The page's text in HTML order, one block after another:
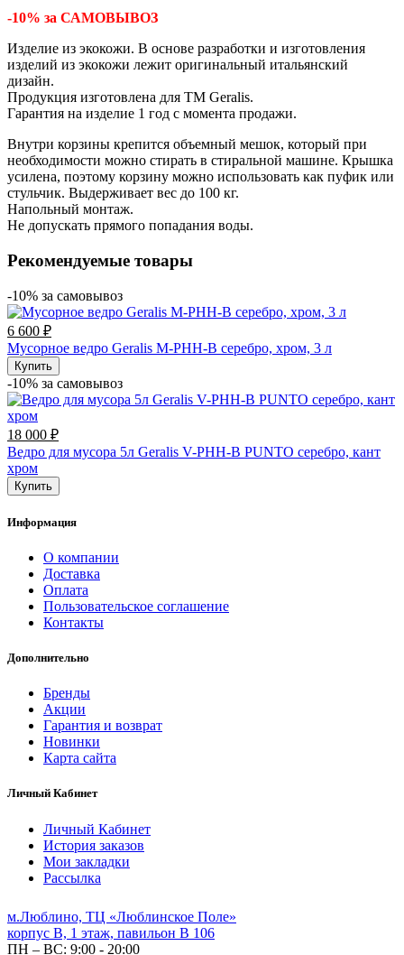
-10% за САМОВЫВОЗ
Изделие из экокожи. В основе разработки и изготовления
изделий из экокожи лежит оригинальный итальянский
дизайн.
Продукция изготовлена для ТМ Geralis.
Гарантия на изделие 1 год с момента продажи.
Внутри корзины крепится объемный мешок, который при
необходимости можно стирать в стиральной машине. Крышка
усилена, поэтому корзину можно использовать как пуфик или
стульчик. Выдерживает вес до 100 кг.
Напольный монтаж.
Не допускать прямого попадания воды.
Рекомендуемые товары
-10% за cамовывоз
6 600 ₽
Мусорное ведро Geralis M-PHH-B серебро, хром, 3 л
Купить
-10% за cамовывоз
18 000 ₽
Ведро для мусора 5л Geralis V-PHH-B PUNTO серебро, кант
хром
Купить
Информация
О компании
Доставка
Оплата
Пользовательское соглашение
Контакты
Дополнительно
Бренды
Акции
Гарантия и возврат
Новинки
Карта сайта
Личный Кабинет
Личный Кабинет
История заказов
Мои закладки
Рассылка
м.Люблино, ТЦ «Люблинское Поле»
корпус B, 1 этаж, павильон B 106
ПН – ВС: 9:00 - 20:00